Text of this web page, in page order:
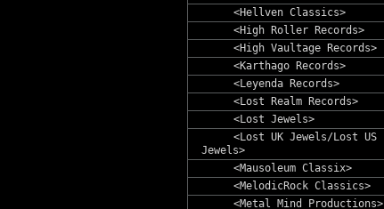
<Hellven Classics>
<High Roller Records>
<High Vaultage Records>
<Karthago Records>
<Leyenda Records>
<Lost Realm Records>
<Lost Jewels>
<Lost UK Jewels/Lost US
Jewels>
<Mausoleum Classix>
<MelodicRock Classics>
<Metal Mind Productions>